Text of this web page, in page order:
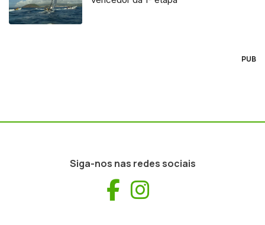
PUB
Siga-nos nas redes sociais
Facebook